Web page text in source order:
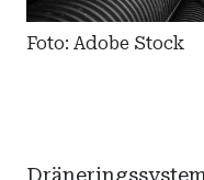
Foto: Adobe Stock